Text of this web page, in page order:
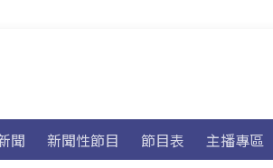
聞 新聞性節目 節目表 主播專區